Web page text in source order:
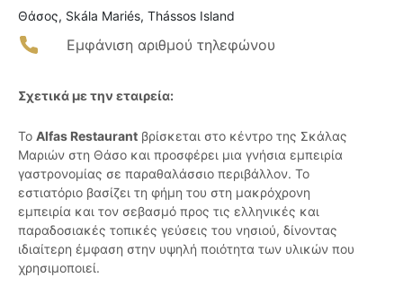
Θάσος, Skála Mariés, Thássos Island
Εμφάνιση αριθμού τηλεφώνου
Σχετικά με την εταιρεία:
Το Alfas Restaurant βρίσκεται στο κέντρο της Σκάλας
Μαριών στη Θάσο και προσφέρει μια γνήσια εμπειρία
γαστρονομίας σε παραθαλάσσιο περιβάλλον. Το
εστιατόριο βασίζει τη φήμη του στη μακρόχρονη
εμπειρία και τον σεβασμό προς τις ελληνικές και
παραδοσιακές τοπικές γεύσεις του νησιού, δίνοντας
ιδιαίτερη έμφαση στην υψηλή ποιότητα των υλικών που
χρησιμοποιεί.